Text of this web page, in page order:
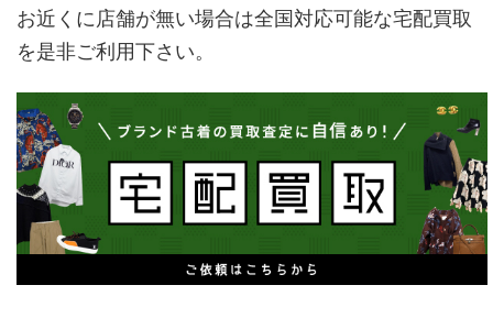
お近くに店舗が無い場合は全国対応可能な宅配買取
を是非ご利用下さい。